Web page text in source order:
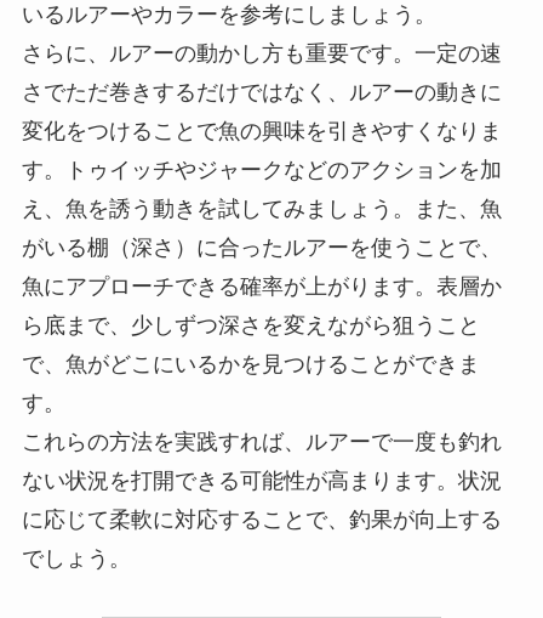
いるルアーやカラーを参考にしましょう。
さらに、ルアーの動かし方も重要です。一定の速
さでただ巻きするだけではなく、ルアーの動きに
変化をつけることで魚の興味を引きやすくなりま
す。トゥイッチやジャークなどのアクションを加
え、魚を誘う動きを試してみましょう。また、魚
がいる棚（深さ）に合ったルアーを使うことで、
魚にアプローチできる確率が上がります。表層か
ら底まで、少しずつ深さを変えながら狙うこと
で、魚がどこにいるかを見つけることができま
す。
これらの方法を実践すれば、ルアーで一度も釣れ
ない状況を打開できる可能性が高まります。状況
に応じて柔軟に対応することで、釣果が向上する
でしょう。